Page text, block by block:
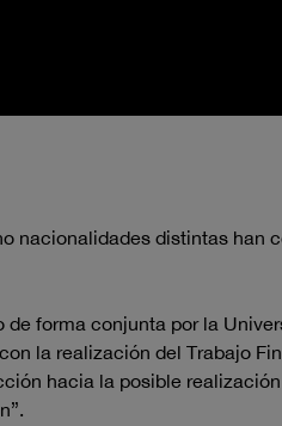
nacionalidades distintas han
forma conjunta por la
la realización del Trabajo
hacia la posible